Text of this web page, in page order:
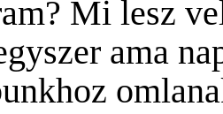
Mi lesz
ama